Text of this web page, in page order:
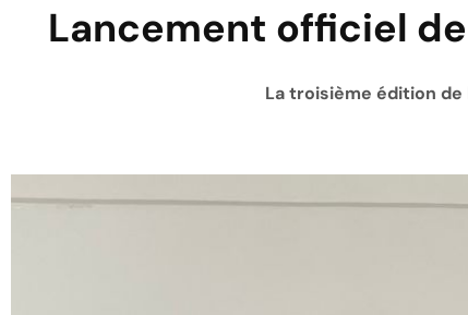
Lancement officiel
La troisième édition de